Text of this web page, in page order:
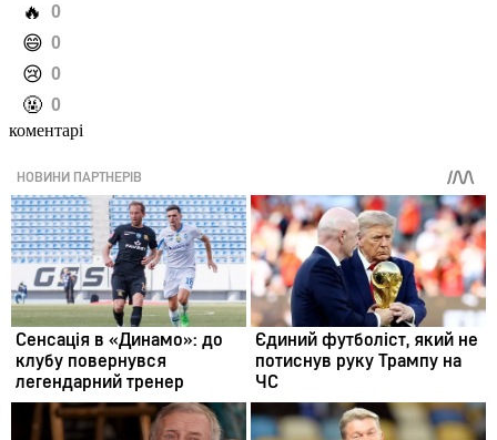
️🔥 0
️😄 0
️😢 0
️🤬 0
коментарі